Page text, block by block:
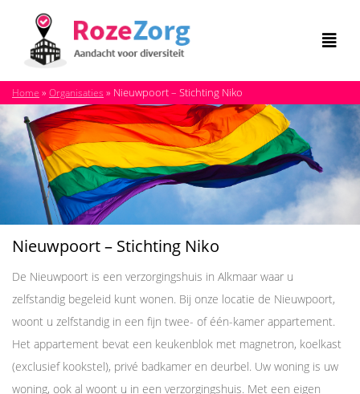
Home » Organisaties » Nieuwpoort – Stichting Niko
Nieuwpoort – Stichting Niko
De Nieuwpoort is een verzorgingshuis in Alkmaar waar u
zelfstandig begeleid kunt wonen. Bij onze locatie de Nieuwpoort,
woont u zelfstandig in een fijn twee- of één-kamer appartement.
Het appartement bevat een keukenblok met magnetron, koelkast
(exclusief kookstel), privé badkamer en deurbel. Uw woning is uw
woning, ook al woont u in een verzorgingshuis. Met een eigen